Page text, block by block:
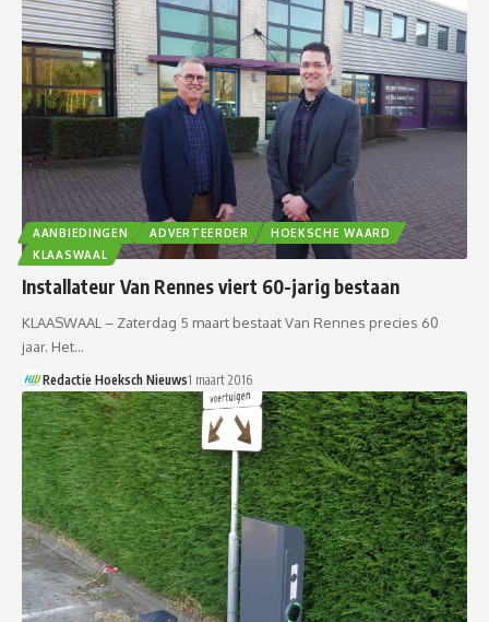
AANBIEDINGEN ADVERTEERDER
HOEKSCHE WAARD
KLAASWAAL
Installateur Van Rennes viert 60-jarig bestaan
KLAASWAAL – Zaterdag 5 maart bestaat Van Rennes precies 60
jaar. Het…
Redactie Hoeksch Nieuws1 maart 2016